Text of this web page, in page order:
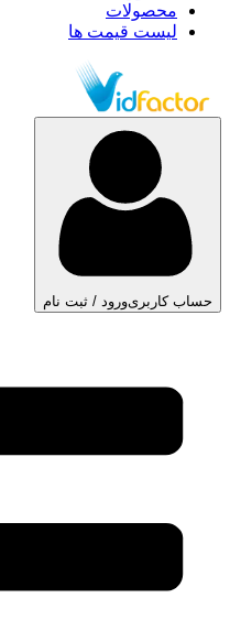
محصولات
لیست قیمت ها
حساب کاربریورود / ثبت نام